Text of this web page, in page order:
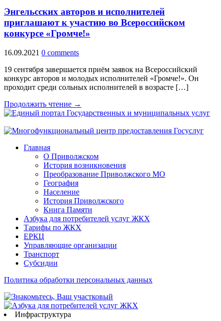
Энгельсских авторов и исполнителей
приглашают к участию во Всероссийском
конкурсе «Громче!»
16.09.2021 0 comments
19 сентября завершается приём заявок на Всероссийский
конкурс авторов и молодых исполнителей «Громче!». Он
проходит среди сольных исполнителей в возрасте […]
Продолжить чтение →
Главная
О Приволжском
История возникновения
Преобразование Приволжского МО
География
Население
История Приволжского
Книга Памяти
Азбука для потребителей услуг ЖКХ
Тарифы по ЖКХ
ЕРКЦ
Управляющие организации
Транспорт
Субсидии
Политика обработки персональных данных
Инфраструктура